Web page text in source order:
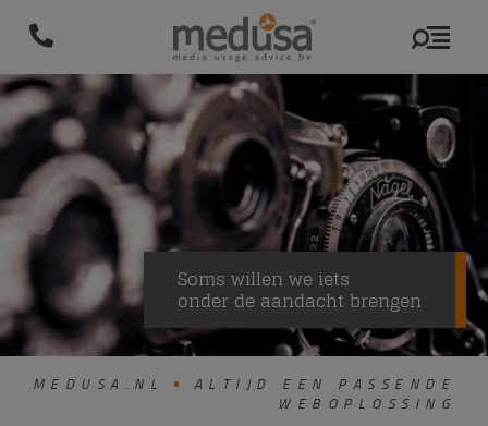
Soms willen we iets
onder de aandacht brengen
MEDUSA.NL
ALTIJD EEN PASSENDE
WEBOPLOSSING